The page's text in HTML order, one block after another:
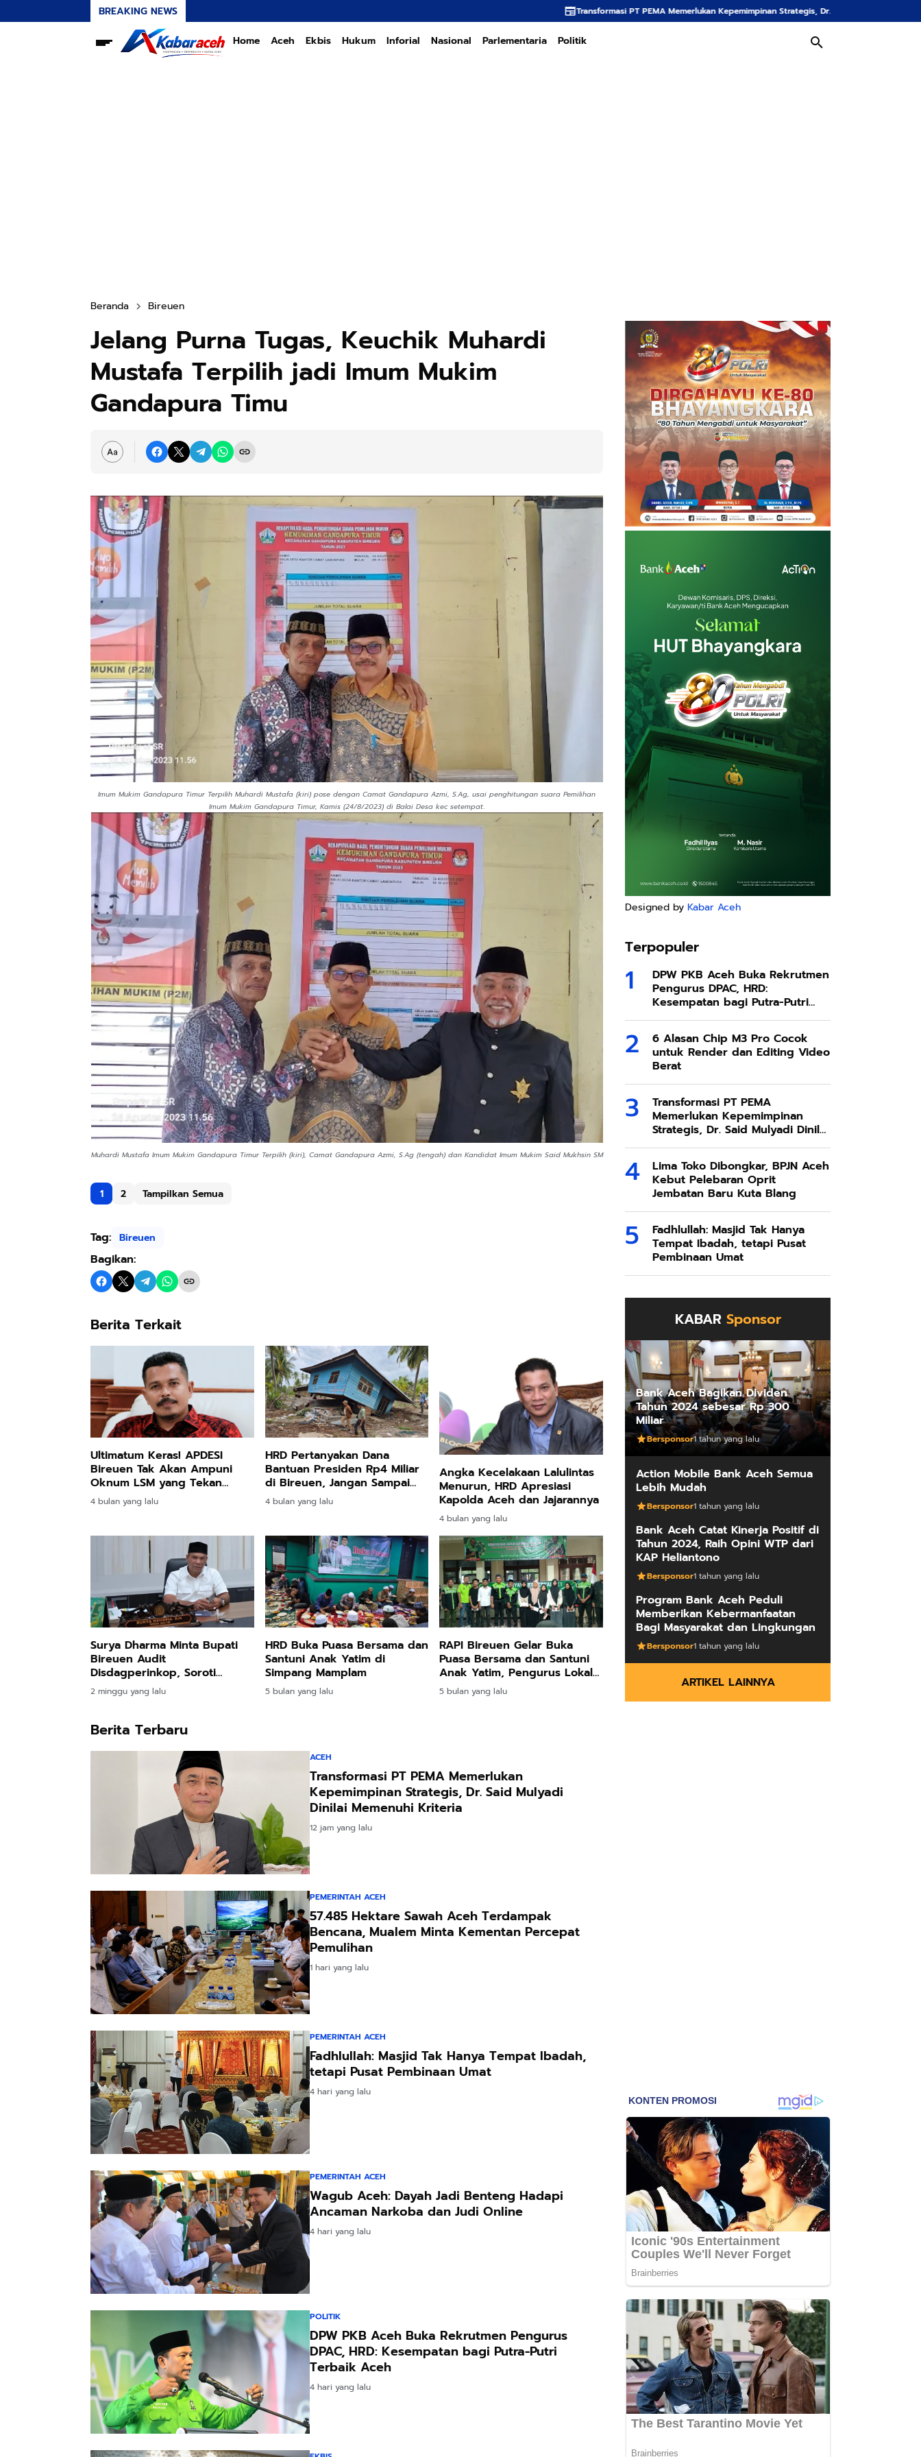
BREAKING NEWS Transformasi PT PEMA Memerlukan Kepemimpinan Strategis, Dr. Said Mulyadi Dinilai Memenuhi Kriteria
Home Aceh Ekbis Hukum Inforial Nasional Parlementaria Politik
Beranda Bireuen
Jelang Purna Tugas, Keuchik Muhardi
Mustafa Terpilih jadi Imum Mukim
Gandapura Timu
Imum Mukim Gandapura Timur Terpilih Muhardi Mustafa (kiri) pose dengan Camat Gandapura Azmi, S.Ag, usai penghitungan suara Pemilihan
Imum Mukim Gandapura Timur, Kamis (24/8/2023) di Balai Desa kec setempat.
Muhardi Mustafa Imum Mukim Gandapura Timur Terpilih (kiri), Camat Gandapura Azmi, S.Ag (tengah) dan Kandidat Imum Mukim Said Mukhsin SM
1 2 Tampilkan Semua
Tag: Bireuen
Bagikan:
Berita Terkait
Ultimatum Keras! APDESI
Bireuen Tak Akan Ampuni
Oknum LSM yang Tekan
Keuchiek!
4 bulan yang lalu
HRD Pertanyakan Dana
Bantuan Presiden Rp4 Miliar
di Bireuen, Jangan Sampai
Disalahgunakan
4 bulan yang lalu
Angka Kecelakaan Lalulintas
Menurun, HRD Apresiasi
Kapolda Aceh dan Jajarannya
4 bulan yang lalu
Surya Dharma Minta Bupati
Bireuen Audit
Disdagperinkop, Soroti
Integritas PAD
2 minggu yang lalu
HRD Buka Puasa Bersama dan
Santuni Anak Yatim di
Simpang Mamplam
5 bulan yang lalu
RAPI Bireuen Gelar Buka
Puasa Bersama dan Santuni
Anak Yatim, Pengurus Lokal
Jeunieb–Pandrah Dikukuhkan
5 bulan yang lalu
Berita Terbaru
ACEH
Transformasi PT PEMA Memerlukan
Kepemimpinan Strategis, Dr. Said Mulyadi
Dinilai Memenuhi Kriteria
12 jam yang lalu
PEMERINTAH ACEH
57.485 Hektare Sawah Aceh Terdampak
Bencana, Mualem Minta Kementan Percepat
Pemulihan
1 hari yang lalu
PEMERINTAH ACEH
Fadhlullah: Masjid Tak Hanya Tempat Ibadah,
tetapi Pusat Pembinaan Umat
4 hari yang lalu
PEMERINTAH ACEH
Wagub Aceh: Dayah Jadi Benteng Hadapi
Ancaman Narkoba dan Judi Online
4 hari yang lalu
POLITIK
DPW PKB Aceh Buka Rekrutmen Pengurus
DPAC, HRD: Kesempatan bagi Putra-Putri
Terbaik Aceh
4 hari yang lalu
Designed by Kabar Aceh
Terpopuler
DPW PKB Aceh Buka Rekrutmen
Pengurus DPAC, HRD:
Kesempatan bagi Putra-Putri
Terbaik Aceh
6 Alasan Chip M3 Pro Cocok
untuk Render dan Editing Video
Berat
Transformasi PT PEMA
Memerlukan Kepemimpinan
Strategis, Dr. Said Mulyadi Dinilai
Memenuhi Kriteria
Lima Toko Dibongkar, BPJN Aceh
Kebut Pelebaran Oprit
Jembatan Baru Kuta Blang
Fadhlullah: Masjid Tak Hanya
Tempat Ibadah, tetapi Pusat
Pembinaan Umat
KABAR Sponsor
Bank Aceh Bagikan Dividen
Tahun 2024 sebesar Rp 300
Miliar
Bersponsor1 tahun yang lalu
Action Mobile Bank Aceh Semua
Lebih Mudah
Bersponsor1 tahun yang lalu
Bank Aceh Catat Kinerja Positif di
Tahun 2024, Raih Opini WTP dari
KAP Heliantono
Bersponsor1 tahun yang lalu
Program Bank Aceh Peduli
Memberikan Kebermanfaatan
Bagi Masyarakat dan Lingkungan
Bersponsor1 tahun yang lalu
ARTIKEL LAINNYA